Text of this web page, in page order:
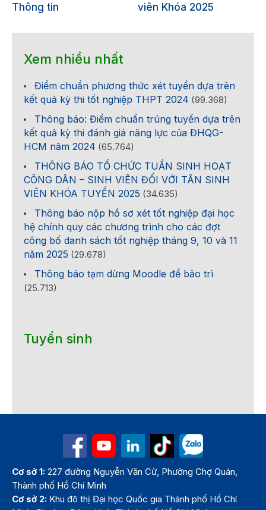
Thông tin
viên Khóa 2025
Xem nhiều nhất
Điểm chuẩn phương thức xét tuyển dựa trên
kết quả kỳ thi tốt nghiệp THPT 2024 (99.368)
Thông báo: Điểm chuẩn trúng tuyển dựa trên
kết quả kỳ thi đánh giá năng lực của ĐHQG-
HCM năm 2024 (65.764)
THÔNG BÁO TỔ CHỨC TUẦN SINH HOẠT
CÔNG DÂN – SINH VIÊN ĐỐI VỚI TÂN SINH
VIÊN KHÓA TUYỂN 2025 (34.635)
Thông báo nộp hồ sơ xét tốt nghiệp đại học
hệ chính quy các chương trình cho các đợt
công bố danh sách tốt nghiệp tháng 9, 10 và 11
năm 2025 (29.678)
Thông báo tạm dừng Moodle để bảo trì
(25.713)
Tuyển sinh
Cơ sở 1: 227 đường Nguyễn Văn Cừ, Phường Chợ Quán,
Thành phố Hồ Chí Minh
Cơ sở 2: Khu đô thị Đại học Quốc gia Thành phố Hồ Chí